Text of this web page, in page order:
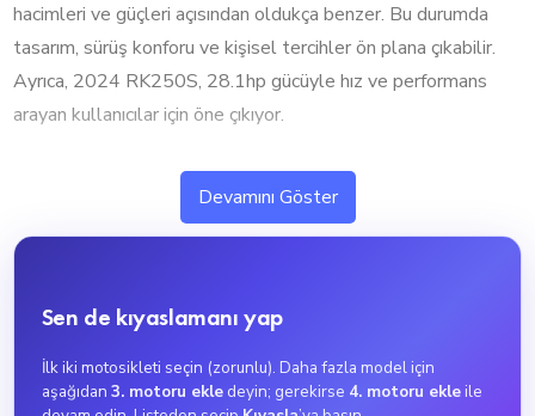
hacimleri ve güçleri açısından oldukça benzer. Bu durumda
tasarım, sürüş konforu ve kişisel tercihler ön plana çıkabilir.
Ayrıca, 2024 RK250S, 28.1hp gücüyle hız ve performans
arayan kullanıcılar için öne çıkıyor.
1. Silindir Hacmi ve Performans
2023 Mondial 250 Nevada ve 2024 RK250S, neredeyse
aynı motor hacmine sahip olup benzer performans sunuyor.
tercihinizde daha etkili olacaktır.
performans ve hızlanma isteyen kullanıcılar için ideal. Orta
Devamını Göster
Sen de kıyaslamanı yap
İlk iki motosikleti seçin (zorunlu). Daha fazla model için
aşağıdan 3. motoru ekledeyin; gerekirse 4. motoru ekleile